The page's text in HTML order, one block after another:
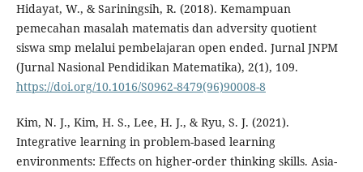
Hidayat, W., & Sariningsih, R. (2018). Kemampuan
pemecahan masalah matematis dan adversity quotient
siswa smp melalui pembelajaran open ended. Jurnal JNPM
(Jurnal Nasional Pendidikan Matematika), 2(1), 109.
https://doi.org/10.1016/S0962-8479(96)90008-8
Kim, N. J., Kim, H. S., Lee, H. J., & Ryu, S. J. (2021).
Integrative learning in problem-based learning
environments: Effects on higher-order thinking skills. Asia-